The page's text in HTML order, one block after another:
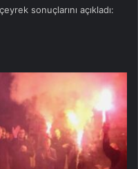
sonuçlarını açıkladı: